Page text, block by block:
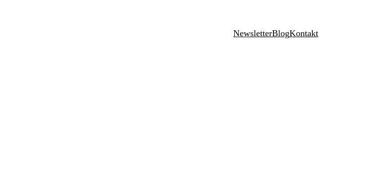
NewsletterBlogKontakt